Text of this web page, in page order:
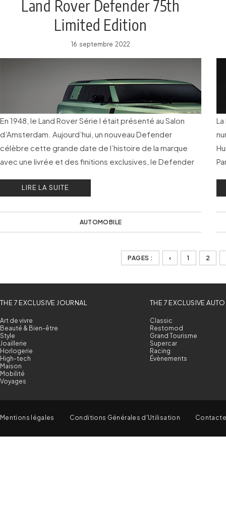
Land Rover Defender 75th
Limited Edition
16 septembre 2022
En 1948, le Land Rover Série I était présenté au Salon
d’Amsterdam. Aujourd’hui, un nouveau Defender
célèbre cette grande date de l’histoire de la marque
avec une livrée et des finitions exclusives, le Defender
LIRE LA SUITE
AUTOMOBILE
PAGES : ‹ 1 2
THE 7 EXCLUSIVE JOURNAL
Art de vivre
Beauté & Bien-être
Style
Joaillerie
Horlogerie
High-tech
Maison
Mobilité
Voyages
THE 7 EXCLUSIVE AUTO
Classic
Restomod
Grand Tourisme
Supercar
Racing
Évènements
Mentions légales Conditions Générales d'Utilisation